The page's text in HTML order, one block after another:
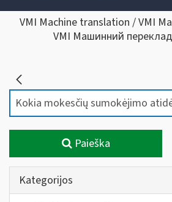
VMI Machine translation / VMI
VMI Машинний
Paieška
Kategorijos